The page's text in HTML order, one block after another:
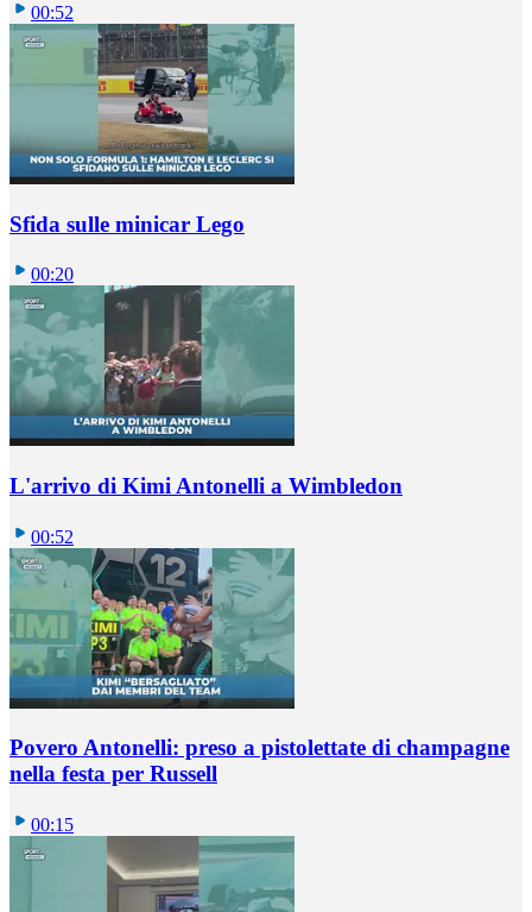
00:52
Sfida sulle minicar Lego
00:20
L'arrivo di Kimi Antonelli a Wimbledon
00:52
Povero Antonelli: preso a pistolettate di champagne
nella festa per Russell
00:15